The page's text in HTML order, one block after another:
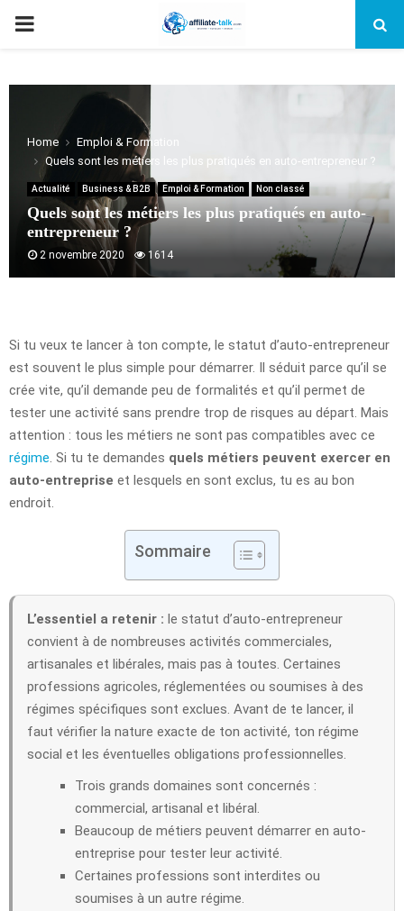
PRIMARY
Home
Emploi & Formation
Quels sont les métiers les plus pratiqués en auto-entrepreneur ?
Actualité Business & B2B Emploi & Formation Non classé
Quels sont les métiers les plus pratiqués en auto-
entrepreneur ?
2 novembre 2020 1614
Si tu veux te lancer à ton compte, le statut d’auto-entrepreneur
est souvent le plus simple pour démarrer. Il séduit parce qu’il se
crée vite, qu’il demande peu de formalités et qu’il permet de
tester une activité sans prendre trop de risques au départ. Mais
attention : tous les métiers ne sont pas compatibles avec ce
régime . Si tu te demandes quels métiers peuvent exercer en
auto-entreprise et lesquels en sont exclus, tu es au bon
endroit.
Sommaire
L’essentiel a retenir : le statut d’auto-entrepreneur
convient à de nombreuses activités commerciales,
artisanales et libérales, mais pas à toutes. Certaines
professions agricoles, réglementées ou soumises à des
régimes spécifiques sont exclues. Avant de te lancer, il
faut vérifier la nature exacte de ton activité, ton régime
social et les éventuelles obligations professionnelles.
Trois grands domaines sont concernés :
commercial, artisanal et libéral.
Beaucoup de métiers peuvent démarrer en auto-
entreprise pour tester leur activité.
Certaines professions sont interdites ou
soumises à un autre régime.